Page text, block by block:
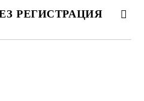
РЕГИСТРАЦИЯ